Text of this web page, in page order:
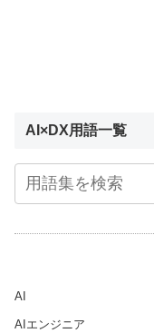
AI×DX用語一覧
AI
AIエンジニア